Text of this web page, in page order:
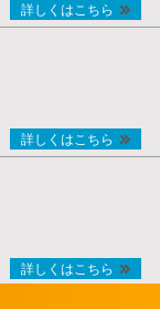
詳しくはこちら
詳しくはこちら
詳しくはこちら